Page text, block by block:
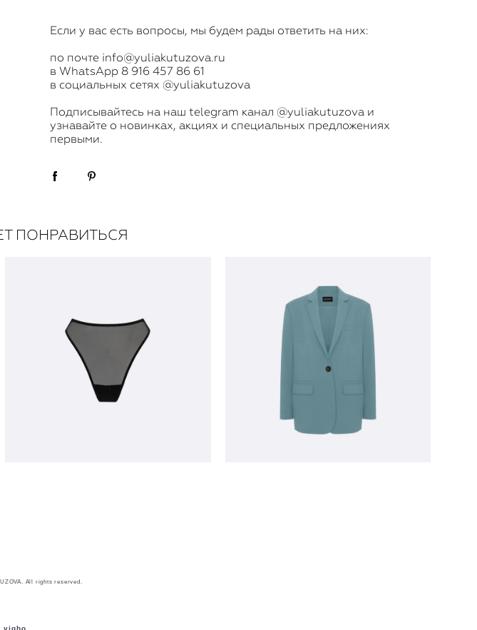
Если у вас есть вопросы, мы будем рады ответить на них:
по почте info@yuliakutuzova.ru
в WhatsApp 8 916 457 86 61
в социальных сетях @yuliakutuzova
​Подписывайтесь на наш telegram канал @yuliakutuzovaи
узнавайте о новинках, акциях и специальных предложениях
первыми.
ПОНРАВИТЬСЯ
трусики Pamela ночь нежна
4 900 pуб.
жакет Harper из премиальной
вискозы голубого цвета
29 000 pуб.
All rights reserved.
vigbo